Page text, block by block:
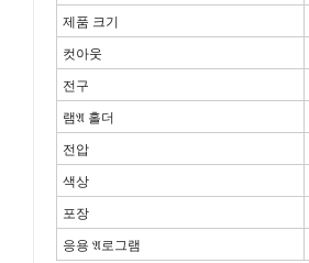
제품 크기
컷아웃
전구
램𝔄 홀더
전압
색상
포장
응용 𝔄로그램